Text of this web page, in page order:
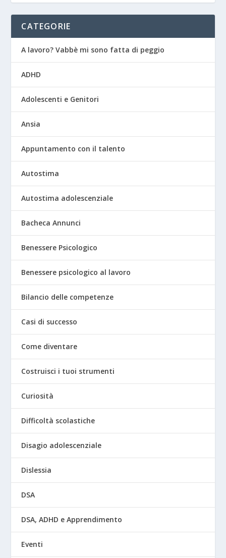
CATEGORIE
A lavoro? Vabbè mi sono fatta di peggio
ADHD
Adolescenti e Genitori
Ansia
Appuntamento con il talento
Autostima
Autostima adolescenziale
Bacheca Annunci
Benessere Psicologico
Benessere psicologico al lavoro
Bilancio delle competenze
Casi di successo
Come diventare
Costruisci i tuoi strumenti
Curiosità
Difficoltà scolastiche
Disagio adolescenziale
Dislessia
DSA
DSA, ADHD e Apprendimento
Eventi